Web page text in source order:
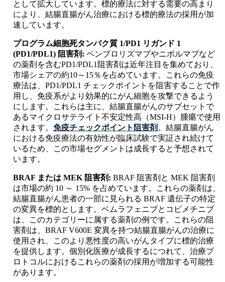
として拡大しています。標的療法に対する需要の高まり
により、結腸直腸がん治療における標的療法の採用が加
速しています。
プログラム細胞死タンパク質 1/PD1 リガンド 1
(PD1/PDL1) 阻害剤: ペンブロリズマブやニボルマブなど
の薬剤を含むPD1/PDL1阻害剤は近年注目を集めており、
市場シェアの約10～15％を占めています。これらの免疫
療法は、PD1/PDL1 チェックポイントを阻害することで作
用し、免疫系がより効果的にがん細胞を攻撃できるよう
にします。これらは主に、結腸直腸がんのサブセットで
あるマイクロサテライト不安定性高（MSI-H）腫瘍で使用
されます。 免疫チェックポイント阻害剤 。結腸直腸がん
における免疫療法の有効性が臨床試験で実証され続けて
いるため、この市場セグメントは成長すると予想されて
います。
BRAF または MEK 阻害剤: BRAF 阻害剤と MEK 阻害剤
は市場の約 10 ～ 15% を占めています。これらの薬剤は、
結腸直腸がん患者の一部に見られる BRAF 遺伝子の特定
の変異を標的とします。ベムラフェニブとコビメチニブ
は、このカテゴリーに属する薬剤の例です。これらの阻
害剤は、BRAF V600E 変異を持つ結腸直腸がんの治療に
使用され、このより悪性度の高いがんタイプに標的治療
を提供します。個別化医療が成長するにつれて、治療プ
ロトコルにおけるこれらの薬剤の採用が増加する可能性
があります。